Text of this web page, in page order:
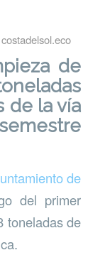
costadelsol.eco
de
de la vía
de
del primer
toneladas de